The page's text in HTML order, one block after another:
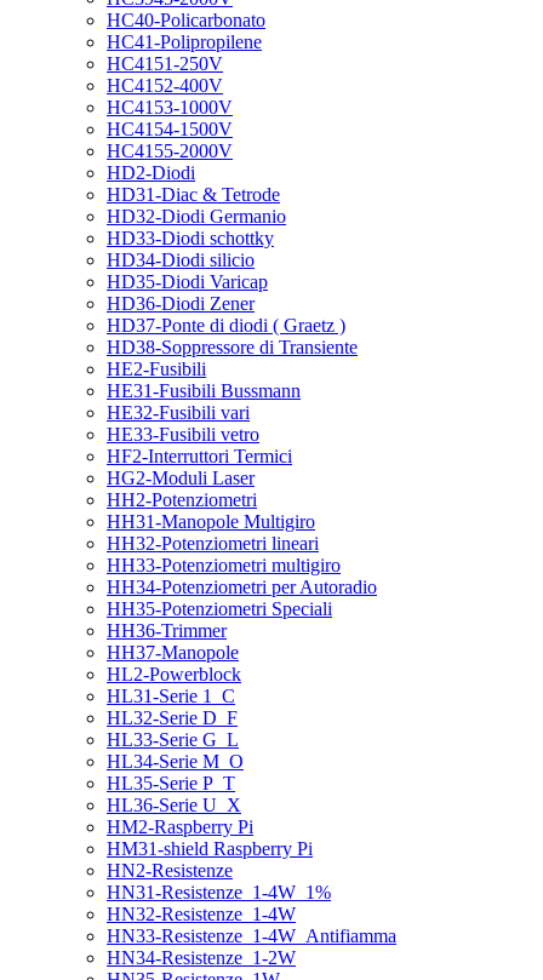
HC40-Policarbonato
HC41-Polipropilene
HC4151-250V
HC4152-400V
HC4153-1000V
HC4154-1500V
HC4155-2000V
HD2-Diodi
HD31-Diac & Tetrode
HD32-Diodi Germanio
HD33-Diodi schottky
HD34-Diodi silicio
HD35-Diodi Varicap
HD36-Diodi Zener
HD37-Ponte di diodi ( Graetz )
HD38-Soppressore di Transiente
HE2-Fusibili
HE31-Fusibili Bussmann
HE32-Fusibili vari
HE33-Fusibili vetro
HF2-Interruttori Termici
HG2-Moduli Laser
HH2-Potenziometri
HH31-Manopole Multigiro
HH32-Potenziometri lineari
HH33-Potenziometri multigiro
HH34-Potenziometri per Autoradio
HH35-Potenziometri Speciali
HH36-Trimmer
HH37-Manopole
HL2-Powerblock
HL31-Serie 1_C
HL32-Serie D_F
HL33-Serie G_L
HL34-Serie M_O
HL35-Serie P_T
HL36-Serie U_X
HM2-Raspberry Pi
HM31-shield Raspberry Pi
HN2-Resistenze
HN31-Resistenze_1-4W_1%
HN32-Resistenze_1-4W
HN33-Resistenze_1-4W_Antifiamma
HN34-Resistenze_1-2W